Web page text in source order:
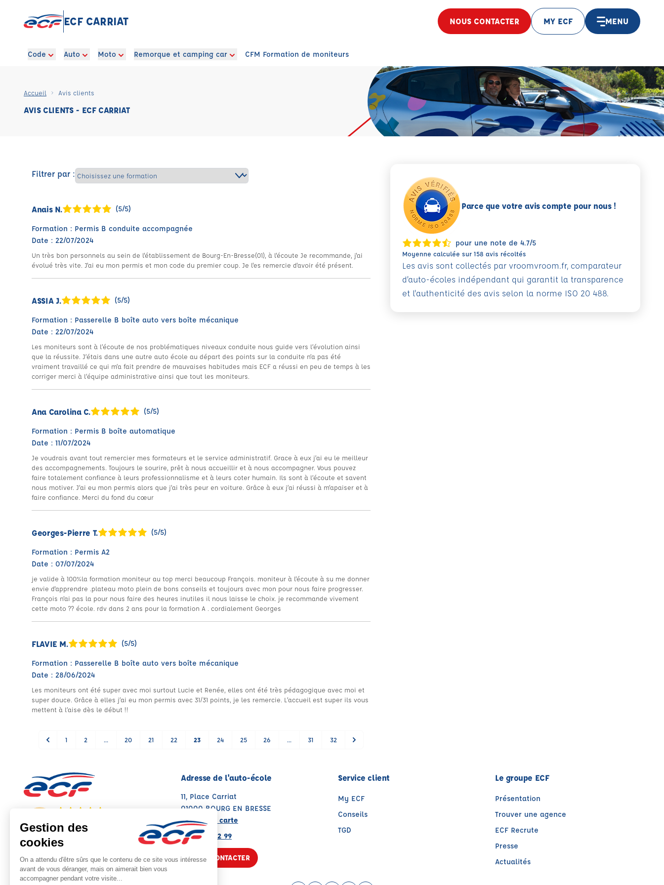
ECF CARRIAT NOUS CONTACTER MY ECF MENU
Code Auto Moto Remorque et camping car CFM Formation de moniteurs
Accueil Avis clients
AVIS CLIENTS - ECF CARRIAT
Filtrer par :
Anais N. (5/5)
Formation : Permis B conduite accompagnée
Date : 22/07/2024
Un très bon personnels au sein de l'établissement de Bourg-En-Bresse(01), à l'écoute Je recommande, j'ai
évolué très vite. J'ai eu mon permis et mon code du premier coup. Je l'es remercie d'avoir été présent.
ASSIA J. (5/5)
Formation : Passerelle B boîte auto vers boîte mécanique
Date : 22/07/2024
Les moniteurs sont à l’écoute de nos problématiques niveaux conduite nous guide vers l’évolution ainsi
que la réussite. J’étais dans une autre auto école au départ des points sur la conduite n’a pas été
vraiment travaillé ce qui m’a fait prendre de mauvaises habitudes mais ECF a réussi en peu de temps à les
corriger merci à l’équipe administrative ainsi que tout les moniteurs.
Ana Carolina C. (5/5)
Formation : Permis B boîte automatique
Date : 11/07/2024
Je voudrais avant tout remercier mes formateurs et le service administratif. Grace à eux j’ai eu le meilleur
des accompagnements. Toujours le sourire, prêt à nous accueillir et à nous accompagner. Vous pouvez
faire totalement confiance à leurs professionnalisme et à leurs coter humain. Ils sont à l’écoute et savent
nous motiver. J’ai eu mon permis alors que j’ai très peur en voiture. Grâce à eux j’ai réussi à m’apaiser et à
faire confiance. Merci du fond du cœur
Georges-Pierre T. (5/5)
Formation : Permis A2
Date : 07/07/2024
je valide à 100%la formation moniteur au top merci beaucoup François. moniteur à l'écoute à su me donner
envie d'apprendre .plateau moto plein de bons conseils et toujours avec mon pour nous faire progresser.
François n'ai pas la pour nous faire des heures inutiles il nous laisse le choix. je recommande vivement
cette moto ?? école. rdv dans 2 ans pour la formation A . cordialement Georges
FLAVIE M. (5/5)
Formation : Passerelle B boîte auto vers boîte mécanique
Date : 28/06/2024
Les moniteurs ont été super avec moi surtout Lucie et Renée, elles ont été très pédagogique avec moi et
super douce. Grâce à elles j’ai eu mon permis avec 31/31 points, je les remercie. L’accueil est super ils vous
mettent à l’aise dès le début !!
1 2 ... 20 21 22 23 24 25 26 ... 31 32
Parce que votre avis compte pour nous !
pour une note de 4.7/5
Moyenne calculée sur 158 avis récoltés
Les avis sont collectés par vroomvroom.fr, comparateur
d’auto-écoles indépendant qui garantit la transparence
et l'authenticité des avis selon la norme ISO 20 488.
Note : 4.7/5
Moyenne calculée sur 158 avis
Adresse de l'auto-école
11, Place Carriat
01000 BOURG EN BRESSE
Voir sur la carte
04 74 22 32 99
NOUS CONTACTER
Service client
My ECF
Conseils
TGD
Le groupe ECF
Présentation
Trouver une agence
ECF Recrute
Presse
Actualités